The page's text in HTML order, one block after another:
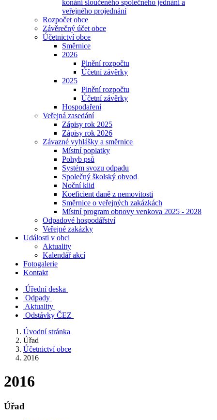
konání sloučeného společného jednání a
veřejného projednání
Rozpočet obce
Závěrečný účet obce
Účetnictví obce
Směrnice
2026
Plnění rozpočtu
Účetní závěrky
2025
Plnění rozpočtu
Účetní závěrky
Hospodaření
Veřejná zasedání
Zápisy rok 2025
Zápisy rok 2026
Závazné vyhlášky a směrnice
Místní poplatky
Pohyb psů
Systém svozu odpadu
Společný školský obvod
Noční klid
Koeficient daně z nemovitosti
Směrnice o veřejných zakázkách
Místní program obnovy venkova 2025 - 2028
Odpadové hospodářství
Veřejné zakázky
Události v obci
Aktuality
Kalendář akcí
Fotogalerie
Kontakt
Úřední deska
Odpady
Aktuality
Odstávky ČEZ
Úvodní stránka
Úřad
Účetnictví obce
2016
2016
Úřad